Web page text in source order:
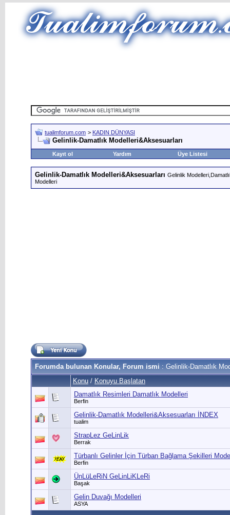
tualimforum.com > KADIN DÜNYASI
Gelinlik-Damatlık Modelleri&Aksesuarları
Kayıt ol Yardım Üye Listesi
Gelinlik-Damatlık Modelleri&Aksesuarları Gelinlik
Modelleri
Forumda bulunan Konular, Forum ismi : Gelinlik-Damatlık
Konu / Konuyu Başlatan
Damatlık Resimleri Damatlık Modelleri
Berfin
Gelinlik-Damatlık Modelleri&Aksesuarları İNDEX
tualim
StrapLez GeLinLik
Berrak
Türbanlı Gelinler İçin Türban Bağlama Şekilleri
Berfin
ÜnLüLeRiN GeLinLiKLeRi
Başak
Gelin Duvağı Modelleri
ASYA